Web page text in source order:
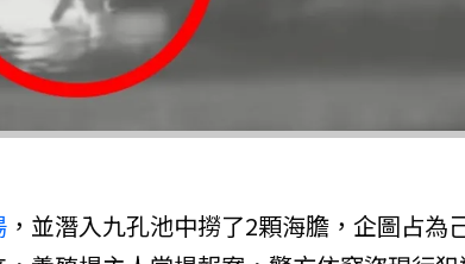
，並潛入九孔池中撈了2顆海膽，企圖占為